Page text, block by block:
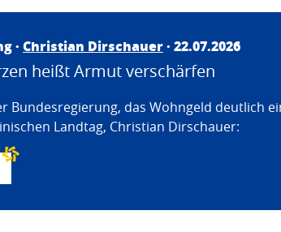
· Christian Dirschauer· 22.07.2026
heißt Armut verschärfen
Bundesregierung, das Wohngeld deutlich
Landtag, Christian Dirschauer: